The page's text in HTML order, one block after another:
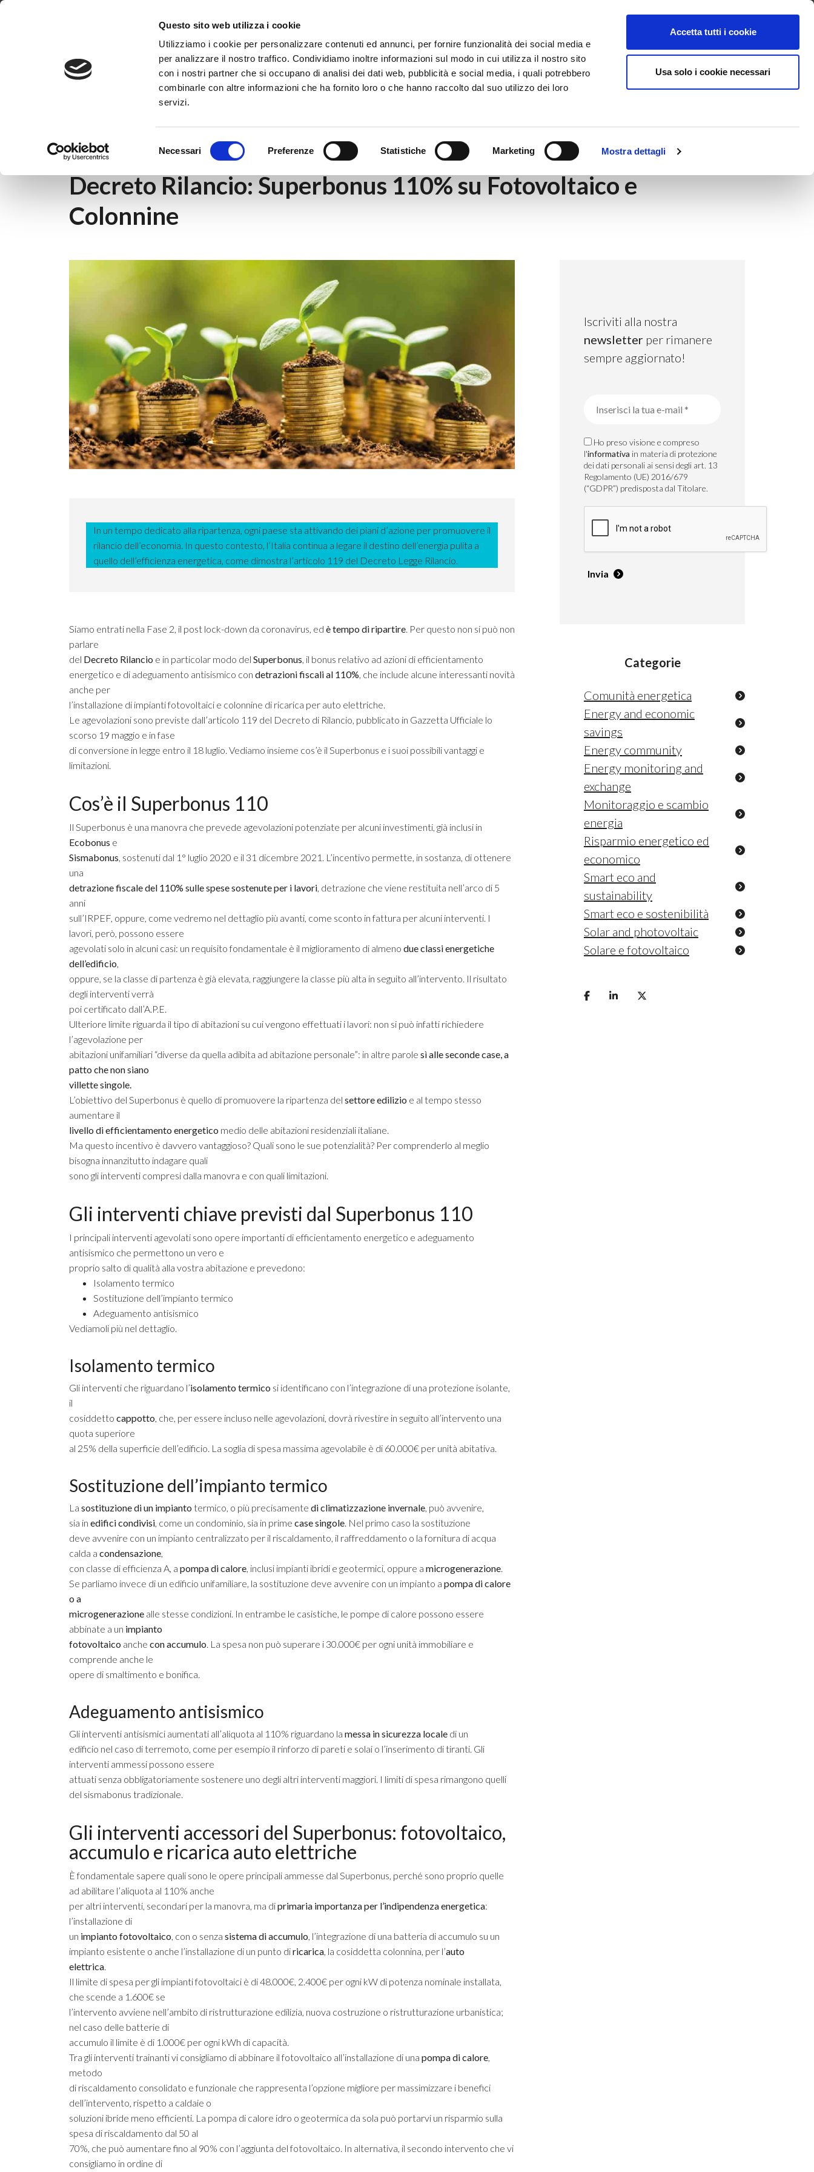
Questo sito web utilizza i cookie
Utilizziamo i cookie per personalizzare contenuti ed annunci, per fornire funzionalità dei social media e
per analizzare il nostro traffico. Condividiamo inoltre informazioni sul modo in cui utilizza il nostro sito
con i nostri partner che si occupano di analisi dei dati web, pubblicità e social media, i quali potrebbero
combinarle con altre informazioni che ha fornito loro o che hanno raccolto dal suo utilizzo dei loro
servizi.
del
Necessari Preferenze Statistiche Marketing Mostra dettagli
Accetta tutti i cookie
Usa solo i cookie necessari
Supporto Apri ticket Scarica l’APP
Decreto Rilancio: Superbonus 110% su Fotovoltaico e
Colonnine
In un tempo dedicato alla ripartenza, ogni paese sta attivando dei piani d’azione per promuovere il
rilancio dell’economia. In questo contesto, l’Italia continua a legare il destino dell’energia pulita a
quello dell’efficienza energetica, come dimostra l’articolo 119 del Decreto Legge Rilancio.
Siamo entrati nella Fase 2, il post lock-down da coronavirus, ed è tempo di ripartire. Per questo non si può non
parlare
del Decreto Rilancio e in particolar modo del Superbonus, il bonus relativo ad azioni di efficientamento
energetico e di adeguamento antisismico con detrazioni fiscali al 110%, che include alcune interessanti novità
anche per
l’installazione di impianti fotovoltaici e colonnine di ricarica per auto elettriche.
Le agevolazioni sono previste dall’articolo 119 del Decreto di Rilancio, pubblicato in Gazzetta Ufficiale lo
scorso 19 maggio e in fase
di conversione in legge entro il 18 luglio. Vediamo insieme cos’è il Superbonus e i suoi possibili vantaggi e
limitazioni.
Cos’è il Superbonus 110
Il Superbonus è una manovra che prevede agevolazioni potenziate per alcuni investimenti, già inclusi in
Ecobonus e
Sismabonus, sostenuti dal 1° luglio 2020 e il 31 dicembre 2021. L’incentivo permette, in sostanza, di ottenere
una
detrazione fiscale del 110% sulle spese sostenute per i lavori, detrazione che viene restituita nell’arco di 5
anni
sull’IRPEF, oppure, come vedremo nel dettaglio più avanti, come sconto in fattura per alcuni interventi. I
lavori, però, possono essere
agevolati solo in alcuni casi: un requisito fondamentale è il miglioramento di almeno due classi energetiche
dell’edificio,
oppure, se la classe di partenza è già elevata, raggiungere la classe più alta in seguito all’intervento. Il risultato
degli interventi verrà
poi certificato dall’A.P.E.
Ulteriore limite riguarda il tipo di abitazioni su cui vengono effettuati i lavori: non si può infatti richiedere
l’agevolazione per
abitazioni unifamiliari “diverse da quella adibita ad abitazione personale”: in altre parole sì alle seconde case, a
patto che non siano
villette singole.
L’obiettivo del Superbonus è quello di promuovere la ripartenza del settore edilizio e al tempo stesso
aumentare il
livello di efficientamento energetico medio delle abitazioni residenziali italiane.
Ma questo incentivo è davvero vantaggioso? Quali sono le sue potenzialità? Per comprenderlo al meglio
bisogna innanzitutto indagare quali
sono gli interventi compresi dalla manovra e con quali limitazioni.
Gli interventi chiave previsti dal Superbonus 110
I principali interventi agevolati sono opere importanti di efficientamento energetico e adeguamento
antisismico che permettono un vero e
proprio salto di qualità alla vostra abitazione e prevedono:
Isolamento termico
Sostituzione dell’impianto termico
Adeguamento antisismico
Vediamoli più nel dettaglio.
Isolamento termico
Gli interventi che riguardano l’isolamento termico si identificano con l’integrazione di una protezione isolante,
il
cosiddetto cappotto, che, per essere incluso nelle agevolazioni, dovrà rivestire in seguito all’intervento una
quota superiore
al 25% della superficie dell’edificio. La soglia di spesa massima agevolabile è di 60.000€ per unità abitativa.
Sostituzione dell’impianto termico
La sostituzione di un impianto termico, o più precisamente di climatizzazione invernale, può avvenire,
sia in edifici condivisi, come un condominio, sia in prime case singole. Nel primo caso la sostituzione
deve avvenire con un impianto centralizzato per il riscaldamento, il raffreddamento o la fornitura di acqua
calda a condensazione,
con classe di efficienza A, a pompa di calore, inclusi impianti ibridi e geotermici, oppure a microgenerazione.
Se parliamo invece di un edificio unifamiliare, la sostituzione deve avvenire con un impianto a pompa di calore
o a
microgenerazione alle stesse condizioni. In entrambe le casistiche, le pompe di calore possono essere
abbinate a un impianto
fotovoltaico anche con accumulo. La spesa non può superare i 30.000€ per ogni unità immobiliare e
comprende anche le
opere di smaltimento e bonifica.
Adeguamento antisismico
Gli interventi antisismici aumentati all’aliquota al 110% riguardano la messa in sicurezza locale di un
edificio nel caso di terremoto, come per esempio il rinforzo di pareti e solai o l’inserimento di tiranti. Gli
interventi ammessi possono essere
attuati senza obbligatoriamente sostenere uno degli altri interventi maggiori. I limiti di spesa rimangono quelli
del sismabonus tradizionale.
Gli interventi accessori del Superbonus: fotovoltaico,
accumulo e ricarica auto elettriche
È fondamentale sapere quali sono le opere principali ammesse dal Superbonus, perché sono proprio quelle
ad abilitare l’aliquota al 110% anche
per altri interventi, secondari per la manovra, ma diprimaria importanza per l’indipendenza energetica:
l’installazione di
un impianto fotovoltaico, con o senza sistema di accumulo, l’integrazione di una batteria di accumulo su un
impianto esistente o anche l’installazione di un punto diricarica, la cosiddetta colonnina, per l’auto
elettrica.
Il limite di spesa per gli impianti fotovoltaici è di 48.000€, 2.400€ per ogni kW di potenza nominale installata,
che scende a 1.600€ se
l’intervento avviene nell’ambito di ristrutturazione edilizia, nuova costruzione o ristrutturazione urbanistica;
nel caso delle batterie di
accumulo il limite è di 1.000€ per ogni kWh di capacità.
Tra gli interventi trainanti vi consigliamo di abbinare il fotovoltaico all’installazione di una pompa di calore,
metodo
di riscaldamento consolidato e funzionale che rappresenta l’opzione migliore per massimizzare i benefici
dell’intervento, rispetto a caldaie o
soluzioni ibride meno efficienti. La pompa di calore idro o geotermica da sola può portarvi un risparmio sulla
spesa di riscaldamento dal 50 al
70%, che può aumentare fino al 90% con l’aggiunta del fotovoltaico. In alternativa, il secondo intervento che vi
consigliamo in ordine di
Iscriviti alla nostra
newsletter per rimanere
sempre aggiornato!
Ho preso visione e compreso
l'informativa in materia di protezione
dei dati personali ai sensi degli art. 13
Regolamento (UE) 2016/679
(“GDPR”) predisposta dal Titolare.
Invia
Categorie
Comunità energetica
Energy and economic
savings
Energy community
Energy monitoring and
exchange
Monitoraggio e scambio
energia
Risparmio energetico ed
economico
Smart eco and
sustainability
Smart eco e sostenibilità
Solar and photovoltaic
Solare e fotovoltaico